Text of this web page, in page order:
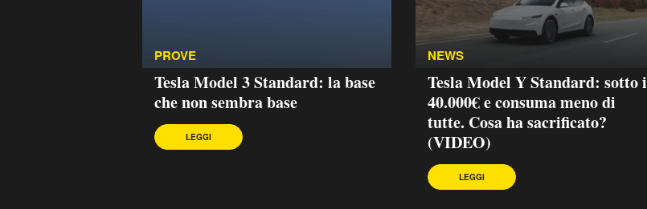
PROVE
Tesla Model 3 Standard: la base
che non sembra base
LEGGI
NEWS
Tesla Model Y Standard: sotto i
40.000€ e consuma meno di
tutte. Cosa ha sacrificato?
(VIDEO)
LEGGI